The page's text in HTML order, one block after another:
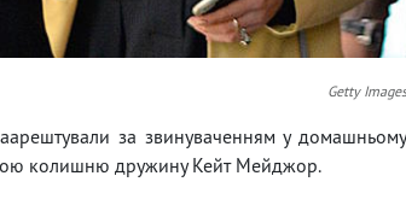
Getty Images
за звинуваченням у домашньому
свою колишню дружину Кейт Мейджор.